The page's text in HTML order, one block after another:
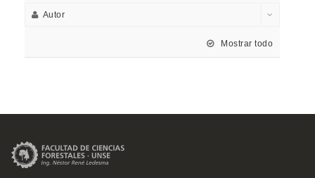
Autor
Mostrar todo